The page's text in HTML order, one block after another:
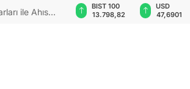
ile Ahıska
6.523,16
BIST 100
13.798,82
USD
47,6901